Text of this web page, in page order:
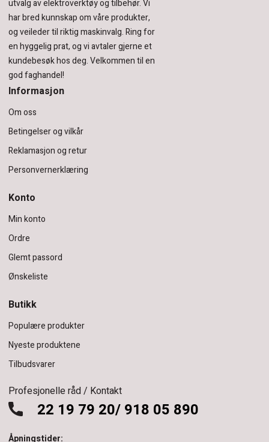
utvalg av elektroverktøy og tilbehør.Vi
har bred kunnskap om våre produkter,
og veileder til riktig maskinvalg. Ring for
en hyggelig prat, og vi avtaler gjerne et
kundebesøk hos deg.Velkommen til en
god faghandel!
Informasjon
Om oss
Betingelser og vilkår
Reklamasjon og retur
Personvernerklæring
Konto
Min konto
Ordre
Glemt passord
Ønskeliste
Butikk
Populære produkter
Nyeste produktene
Tilbudsvarer
Profesjonelle råd / Kontakt
22 19 79 20/ 918 05 890
Åpningstider: